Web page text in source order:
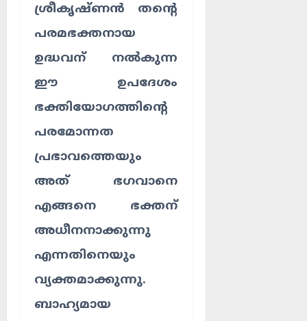
ശ്രീകൃഷ്ണൻ തന്റെ
പരമഭക്തനായ
ഉദ്ധവന് നൽകുന്ന
ഈ ഉപദേശം
ഭക്തിയോഗത്തിന്റെ
പരമോന്നത
പ്രഭാവത്തെയും
അത് ഭഗവാനെ
എങ്ങനെ ഭക്തന്
അധീനനാക്കുന്നു
എന്നതിനെയും
വ്യക്തമാക്കുന്നു.
ബാഹ്യമായ